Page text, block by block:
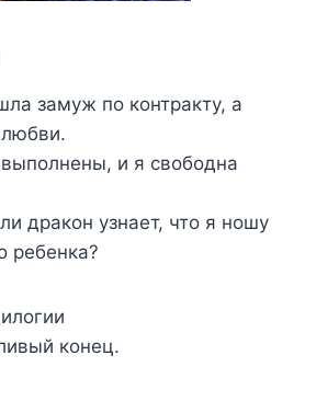
замуж по контракту, а
и я свободна
дракон узнает, что я ношу
ребенка?
конец.